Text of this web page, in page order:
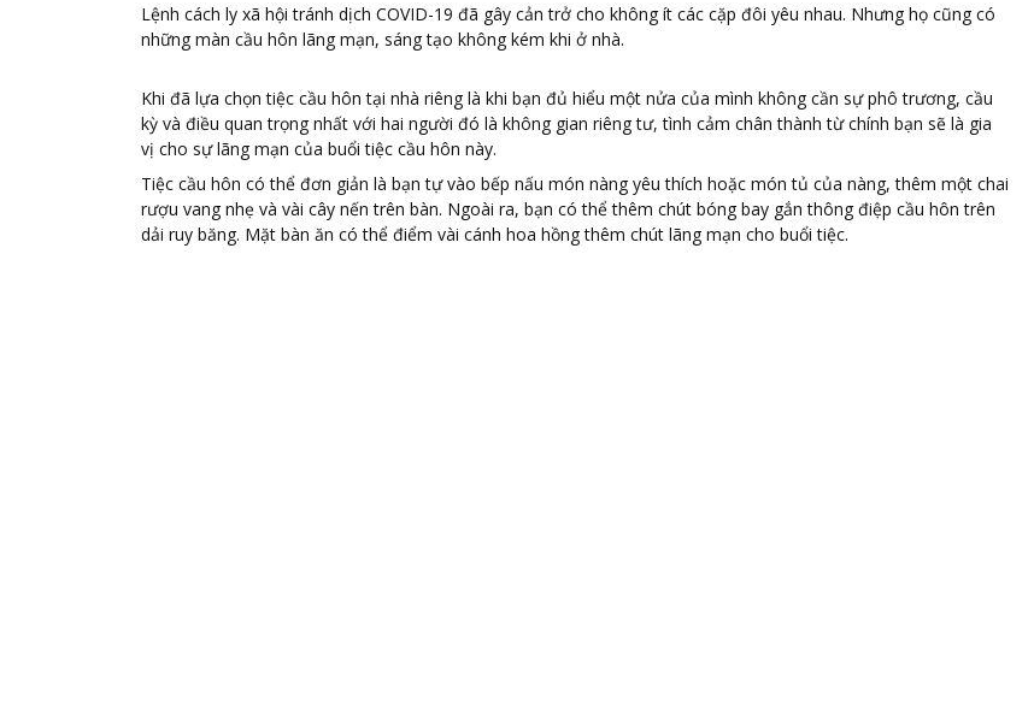
Lệnh cách ly xã hội tránh dịch COVID-19 đã gây cản trở cho không ít các cặp đôi yêu nhau. Nhưng họ cũng có
những màn cầu hôn lãng mạn, sáng tạo không kém khi ở nhà.
Khi đã lựa chọn tiệc cầu hôn tại nhà riêng là khi bạn đủ hiểu một nửa của mình không cần sự phô trương, cầu
kỳ và điều quan trọng nhất với hai người đó là không gian riêng tư, tình cảm chân thành từ chính bạn sẽ là gia
vị cho sự lãng mạn của buổi tiệc cầu hôn này.
Tiệc cầu hôn có thể đơn giản là bạn tự vào bếp nấu món nàng yêu thích hoặc món tủ của nàng, thêm một chai
rượu vang nhẹ và vài cây nến trên bàn. Ngoài ra, bạn có thể thêm chút bóng bay gắn thông điệp cầu hôn trên
dải ruy băng. Mặt bàn ăn có thể điểm vài cánh hoa hồng thêm chút lãng mạn cho buổi tiệc.